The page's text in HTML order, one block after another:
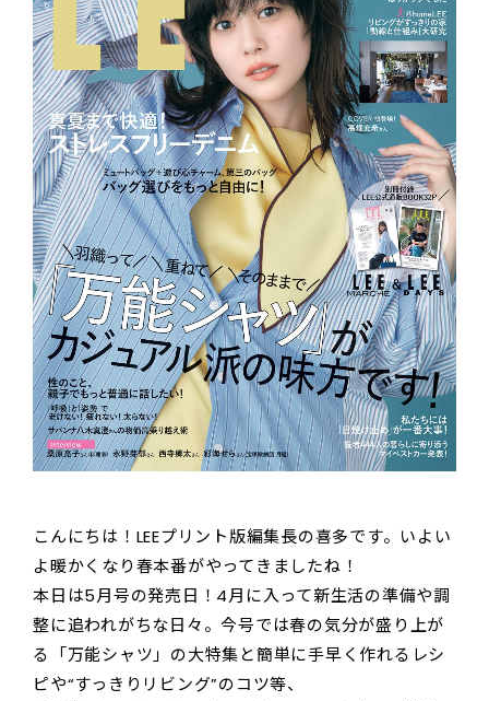
こんにちは！LEEプリント版編集長の喜多です。いよい
よ暖かくなり春本番がやってきましたね！
本日は5月号の発売日！4月に入って新生活の準備や調
整に追われがちな日々。今号では春の気分が盛り上が
る「万能シャツ」の大特集と簡単に手早く作れるレシ
ピや“すっきりリビング”のコツ等、